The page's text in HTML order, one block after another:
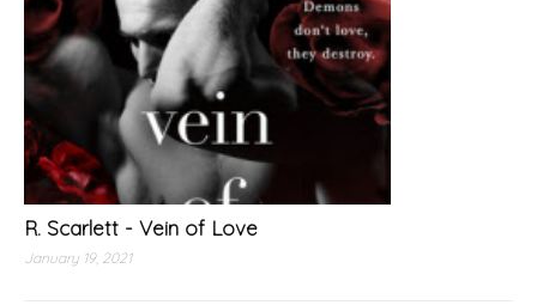
R. Scarlett - Vein of Love
January 19, 2021